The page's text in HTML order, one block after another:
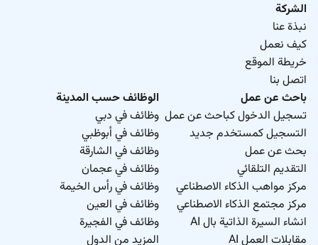
الشركة
نبذة عنا
كيف نعمل
خريطة الموقع
اتصل بنا
باحث عن عمل
تسجيل الدخول كباحث عن عمل
التسجيل كمستخدم جديد
بحث عن عمل
التقديم التلقائي
مركز مواهب الذكاء الاصطناعي
مركز مجتمع الذكاء الاصطناعي
انشاء السيرة الذاتية بال AI
مقابلات العمل AI
الوظائف حسب المدينة
وظائف في دبي
وظائف في أبوظبي
وظائف في الشارقة
وظائف في عجمان
وظائف في رأس الخيمة
وظائف في العين
وظائف في الفجيرة
المزيد من الدول